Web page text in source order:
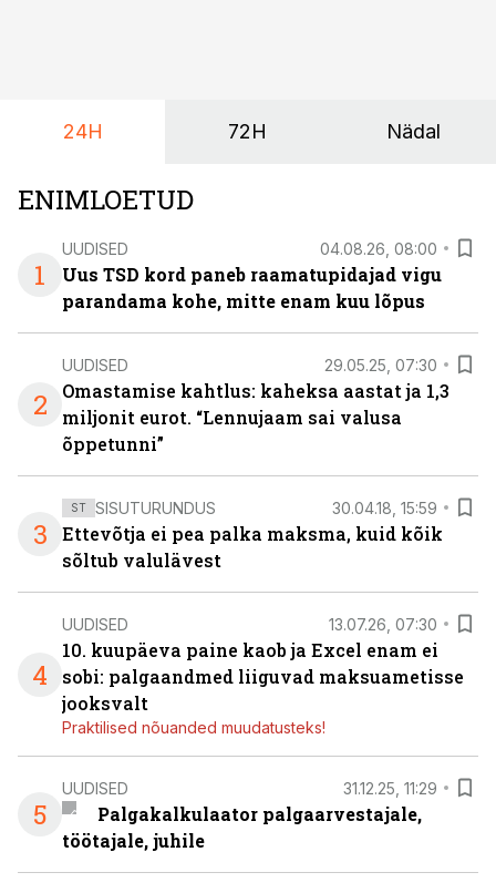
24H 72H Nädal
ENIMLOETUD
1
UUDISED 04.08.26, 08:00
Uus TSD kord paneb raamatupidajad vigu
parandama kohe, mitte enam kuu lõpus
2
UUDISED 29.05.25, 07:30
Omastamise kahtlus: kaheksa aastat ja 1,3
miljonit eurot. “Lennujaam sai valusa
õppetunni”
3
ST SISUTURUNDUS 30.04.18, 15:59
Ettevõtja ei pea palka maksma, kuid kõik
sõltub valulävest
4
UUDISED 13.07.26, 07:30
10. kuupäeva paine kaob ja Excel enam ei
sobi: palgaandmed liiguvad maksuametisse
jooksvalt
Praktilised nõuanded muudatusteks!
5
UUDISED 31.12.25, 11:29
Palgakalkulaator palgaarvestajale,
töötajale, juhile